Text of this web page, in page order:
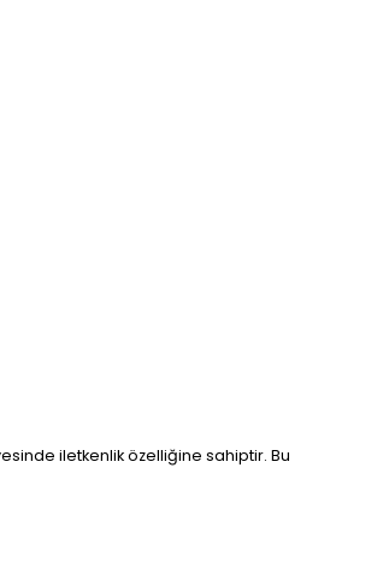
iletkenlik özelliğine sahiptir. Bu